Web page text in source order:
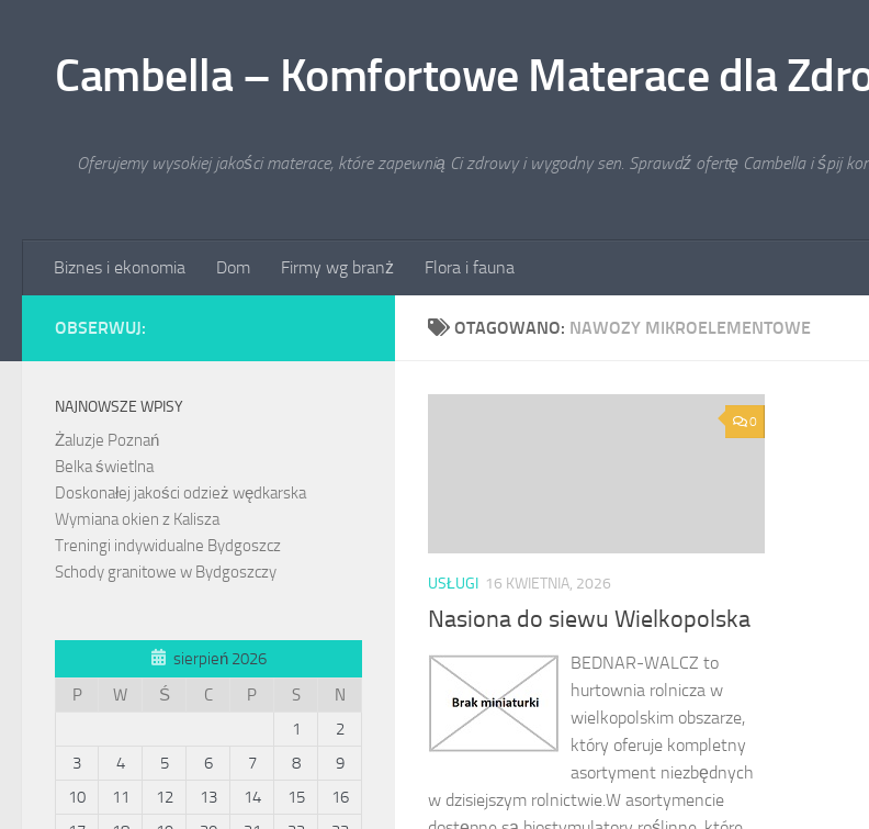
Cambella – Komfortowe Materace dla
Oferujemy wysokiej jakości materace, które zapewnią Ci zdrowy i wygodny sen. Sprawdź ofertę Cambella i śpij
Biznes i ekonomia Dom Firmy wg branż Flora i fauna
OTAGOWANO: NAWOZY MIKROELEMENTOWE
0
USŁUGI 16 KWIETNIA, 2026
Nasiona do siewu Wielkopolska
BEDNAR-WALCZ to
hurtownia rolnicza w
wielkopolskim obszarze,
który oferuje kompletny
asortyment niezbędnych
w dzisiejszym rolnictwie.W asortymencie
OBSERWUJ:
NAJNOWSZE WPISY
Żaluzje Poznań
Belka świetlna
Doskonałej jakości odzież wędkarska
Wymiana okien z Kalisza
Treningi indywidualne Bydgoszcz
Schody granitowe w Bydgoszczy
sierpień 2026
P
W Ś C P S
N
1
2
3
4 5 6 7 8
9
10
11 12 13 14 15
16